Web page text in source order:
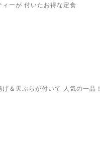
ーが 付いたお得な定食
＆天ぷらが付いて 人気の一品！